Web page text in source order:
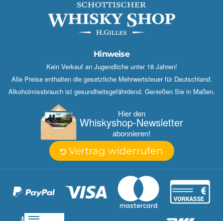
Hinweise
Kein Verkauf an Jugendliche unter 18 Jahren!
Alle Preise enthalten die gesetzliche Mehrwertsteuer für Deutschland.
Alkoholmissbrauch ist gesundheitsgefährdend. Genießen Sie in Maßen.
Hier den
Whisky­shop-Newsletter
abonnieren!
Vertrag widerrufen